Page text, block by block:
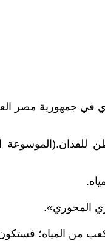
في مشروع الأرقم غرب أم درمان تم تحقيق
المحوري».